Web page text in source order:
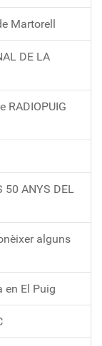
Martorell
DE LA
RADIOPUIG
50 ANYS DEL
alguns
en El Puig